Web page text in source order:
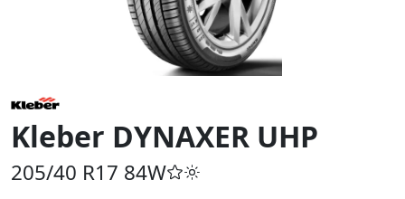
Kleber DYNAXER UHP
205/40 R17 84W